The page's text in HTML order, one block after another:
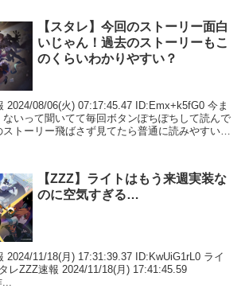
【スタレ】今回のストーリー面白
いじゃん！過去のストーリーもこ
のくらいわかりやすい？
2024/08/06(火) 07:17:45.47 ID:Emx+k5fG0 今ま
いって聞いてて毎回ボタンぽちぽちして読んで
トーリー飛ばさず見てたら普通に読みやすいし
【ZZZ】ライトはもう来週実装な
のに空気すぎる…
2024/11/18(月) 17:31:39.37 ID:KwUiG1rL0 ライ
レZZZ速報 2024/11/18(月) 17:41:45.59
...